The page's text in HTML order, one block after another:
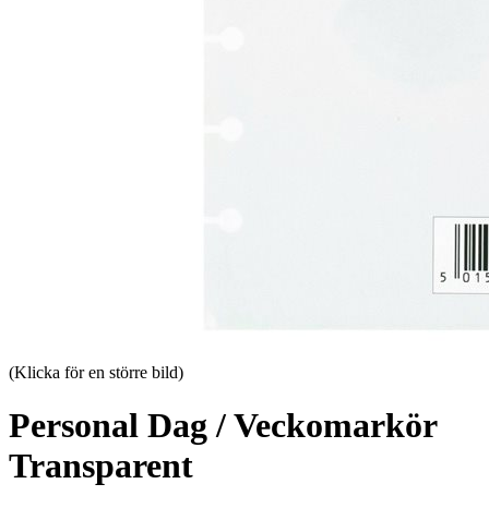
(Klicka för en större bild)
Personal Dag / Veckomarkör
Transparent